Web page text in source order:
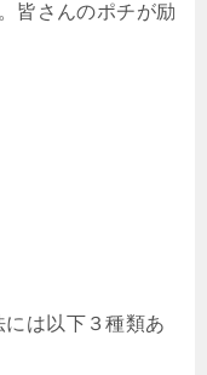
皆さんのポチが励
は以下３種類あ